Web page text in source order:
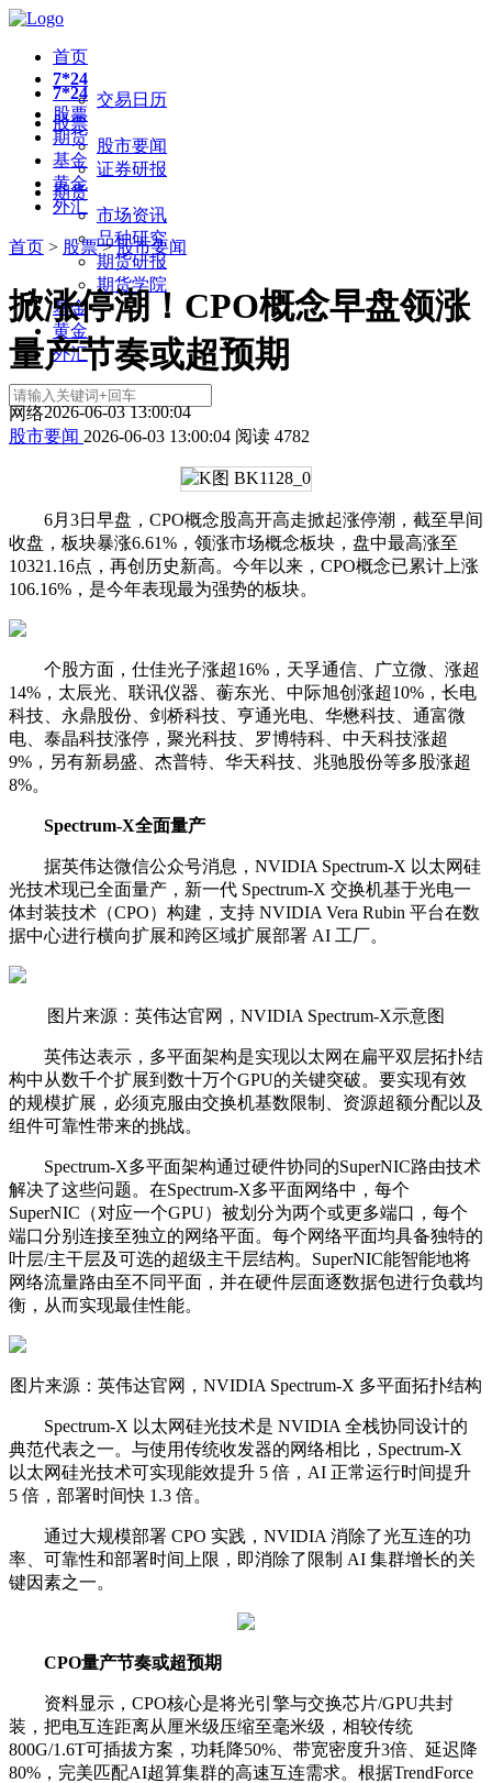
首页
7*24
交易日历
股票
股市要闻
证券研报
期货
市场资讯
品种研究
期货研报
期货学院
基金
黄金
外汇
7*24
股票
期货
基金
黄金
外汇
首页 > 股票>股市要闻
掀涨停潮！CPO概念早盘领涨
量产节奏或超预期
网络2026-06-03 13:00:04
股市要闻 2026-06-03 13:00:04 阅读 4782
6月3日早盘， CPO概念股高开高走掀起涨停潮，截至早间
收盘，板块暴涨6.61%，领涨市场概念板块，盘中最高涨至
10321.16点，再创 历史新高。今年以来， CPO概念已累计上涨
106.16%，是今年表现最为强势的板块。
个股方面， 仕佳光子涨超16%， 天孚通信 广立微 、涨超
14%， 太辰光 联讯仪器 蘅东光 中际旭创 涨超10%， 长电
科技
永鼎股份 剑桥科技 亨通光电 华懋科技
通富微
电
泰晶科技涨停， 聚光科技 罗博特科 中天科技涨超
9%，另有新易盛 杰普特 华天科技 兆驰股份等多股涨超
8%。
Spectrum-X全面量产
据英伟达微信公众号消息，NVIDIA Spectrum-X 以太网硅
光技术现已全面量产，新一代 Spectrum-X 交换机基于光电一
体封装技术（CPO）构建，支持 NVIDIA Vera Rubin 平台在数
据中心进行横向扩展和跨区域扩展部署 AI 工厂。
图片来源： 英伟达官网，NVIDIA Spectrum-X示意图
英伟达表示，多平面架构是实现以太网在扁平双层拓扑结
构中从数千个扩展到数十万个GPU的关键突破。要实现有效
的规模扩展，必须克服由交换机基数限制、资源超额分配以及
组件可靠性带来的挑战。
Spectrum-X多平面架构通过硬件协同的SuperNIC路由技术
解决了这些问题。在Spectrum-X多平面网络中，每个
SuperNIC（对应一个GPU）被划分为两个或更多端口，每个
端口分别连接至独立的网络平面。每个网络平面均具备独特的
叶层/主干层及可选的超级主干层结构。SuperNIC能智能地将
网络流量路由至不同平面，并在硬件层面逐数据包进行负载均
衡，从而实现最佳性能。
图片来源：英伟达官网，NVIDIA Spectrum-X 多平面拓扑结构
Spectrum-X 以太网硅光技术是 NVIDIA 全栈协同设计的
典范代表之一。与使用传统收发器的网络相比，Spectrum-X
以太网硅光技术可实现能效提升 5 倍，AI 正常运行时间提升
5 倍，部署时间快 1.3 倍。
通过大规模部署 CPO 实践，NVIDIA 消除了光互连的功
率、可靠性和部署时间上限，即消除了限制 AI 集群增长的关
键因素之一。
CPO量产节奏或超预期
资料显示，CPO核心是将光引擎与交换芯片/GPU共封
装，把电互连距离从厘米级压缩至毫米级，相较传统
800G/1.6T可插拔方案，功耗降50%、带宽密度升3倍、延迟降
80%，完美匹配AI超算集群的高速互连需求。根据TrendForce